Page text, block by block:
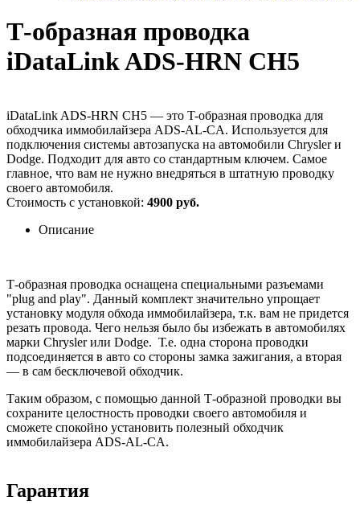
Т-образная проводка
iDataLink ADS-HRN CH5
iDataLink ADS-HRN CH5 — это T-образная проводка для
обходчика иммобилайзера ADS-AL-CA. Используется для
подключения системы автозапуска на автомобили Chrysler и
Dodge. Подходит для авто со стандартным ключем. Самое
главное, что вам не нужно внедряться в штатную проводку
своего автомобиля.
Стоимость с установкой: 4900 руб.
Описание
Т-образная проводка оснащена специальными разъемами
"plug and play". Данный комплект значительно упрощает
установку модуля обхода иммобилайзера, т.к. вам не придется
резать провода. Чего нельзя было бы избежать в автомобилях
марки Chrysler или Dodge. Т.е. одна сторона проводки
подсоединяется в авто со стороны замка зажигания, а вторая
— в сам бесключевой обходчик.
Таким образом, с помощью данной Т-образной проводки вы
сохраните целостность проводки своего автомобиля и
сможете спокойно установить полезный обходчик
иммобилайзера ADS-AL-CA.
Гарантия